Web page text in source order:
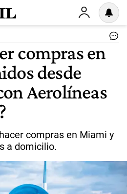
compras en
desde
Aerolíneas
compras en Miami y
a domicilio.